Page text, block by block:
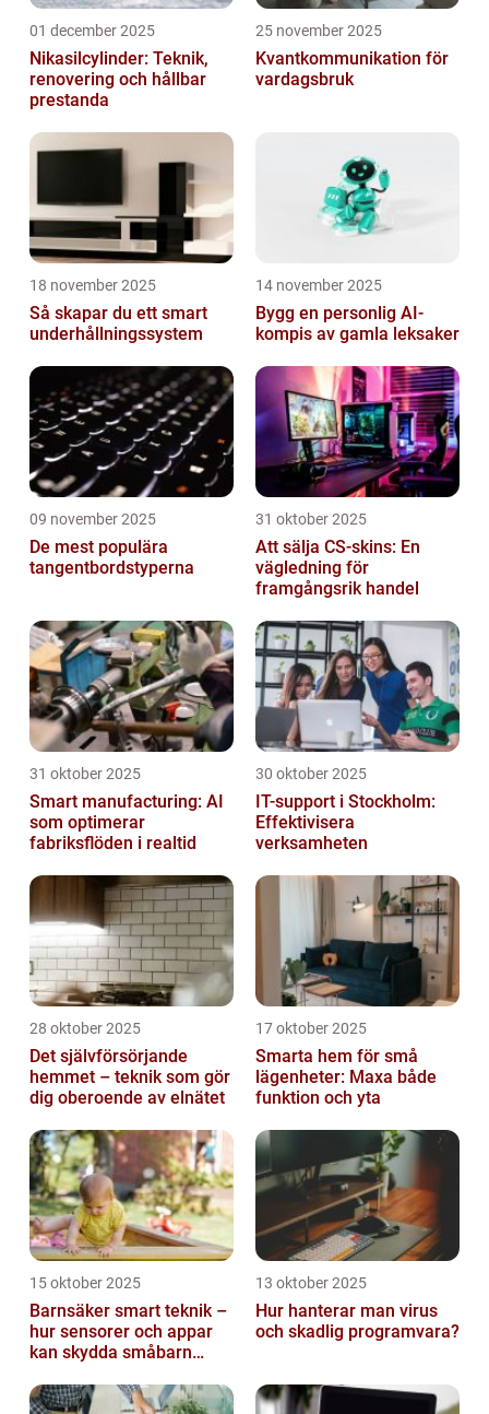
01 december 2025
Nikasilcylinder: Teknik,
renovering och hållbar
prestanda
25 november 2025
Kvantkommunikation för
vardagsbruk
18 november 2025
Så skapar du ett smart
underhållningssystem
14 november 2025
Bygg en personlig AI-
kompis av gamla leksaker
09 november 2025
De mest populära
tangentbordstyperna
31 oktober 2025
Att sälja CS-skins: En
vägledning för
framgångsrik handel
31 oktober 2025
Smart manufacturing: AI
som optimerar
fabriksflöden i realtid
30 oktober 2025
IT-support i Stockholm:
Effektivisera
verksamheten
28 oktober 2025
Det självförsörjande
hemmet – teknik som gör
dig oberoende av elnätet
17 oktober 2025
Smarta hem för små
lägenheter: Maxa både
funktion och yta
15 oktober 2025
Barnsäker smart teknik –
hur sensorer och appar
kan skydda småbarn
13 oktober 2025
Hur hanterar man virus
och skadlig programvara?